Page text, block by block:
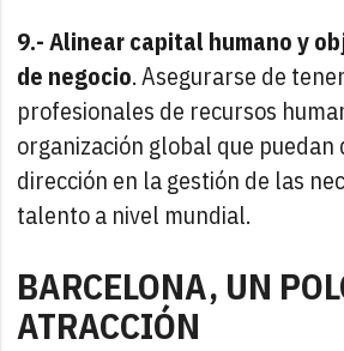
9.- Alinear capital humano y
de negocio. Asegurarse de
profesionales de recursos
organización global que puedan
dirección en la gestión de las
talento a nivel mundial.
BARCELONA, UN
ATRACCIÓN